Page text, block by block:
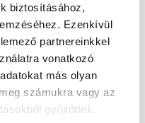
biztosításához,
Ezenkívül
partnereinkkel
vonatkozó
más olyan
számukra vagy az
gyűjtöttek.
– van